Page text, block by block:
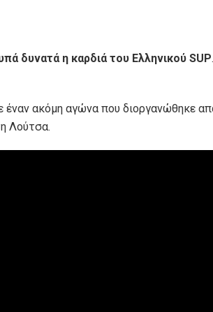
δυνατά η καρδιά του Ελληνικού SUP.
έναν ακόμη αγώνα που διοργανώθηκε
Λούτσα.